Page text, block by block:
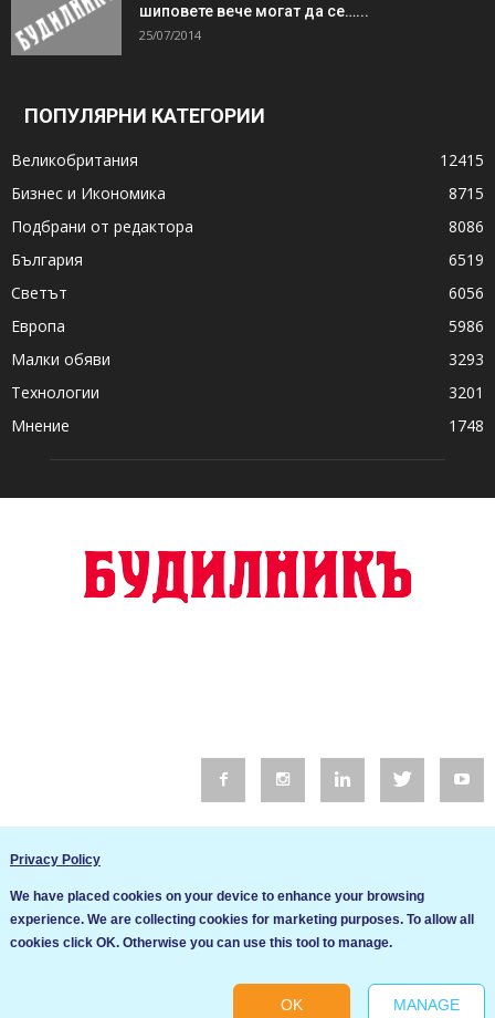
шиповете вече могат да се…...
25/07/2014
ПОПУЛЯРНИ КАТЕГОРИИ
Великобритания
12415
Бизнес и Икономика
8715
Подбрани от редактора
8086
България
6519
Светът
6056
Европа
5986
Малки обяви
3293
Технологии
3201
Мнение
1748
Общи условия
Cookie settings
Privacy Policy
We have placed cookies on your device to enhance your browsing
experience. We are collecting cookies for marketing purposes. To allow all
cookies click OK. Otherwise you can use this tool to manage.
OK MANAGE
Ние използваме бисквитки за да подобрим услугите си. Ако
продължите да посещавате този сайт, ние приемаме, че се